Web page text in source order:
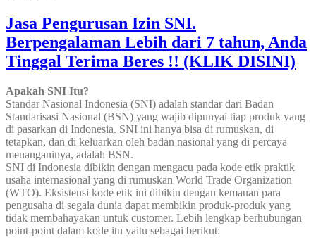
Jasa Pengurusan Izin SNI.
Berpengalaman Lebih dari 7 tahun, Anda
Tinggal Terima Beres !! (KLIK DISINI)
Apakah SNI Itu?
Standar Nasional Indonesia (SNI) adalah standar dari Badan
Standarisasi Nasional (BSN) yang wajib dipunyai tiap produk yang
di pasarkan di Indonesia. SNI ini hanya bisa di rumuskan, di
tetapkan, dan di keluarkan oleh badan nasional yang di percaya
menanganinya, adalah BSN.
SNI di Indonesia dibikin dengan mengacu pada kode etik praktik
usaha internasional yang di rumuskan World Trade Organization
(WTO). Eksistensi kode etik ini dibikin dengan kemauan para
pengusaha di segala dunia dapat membikin produk-produk yang
tidak membahayakan untuk customer. Lebih lengkap berhubungan
point-point dalam kode itu yaitu sebagai berikut: